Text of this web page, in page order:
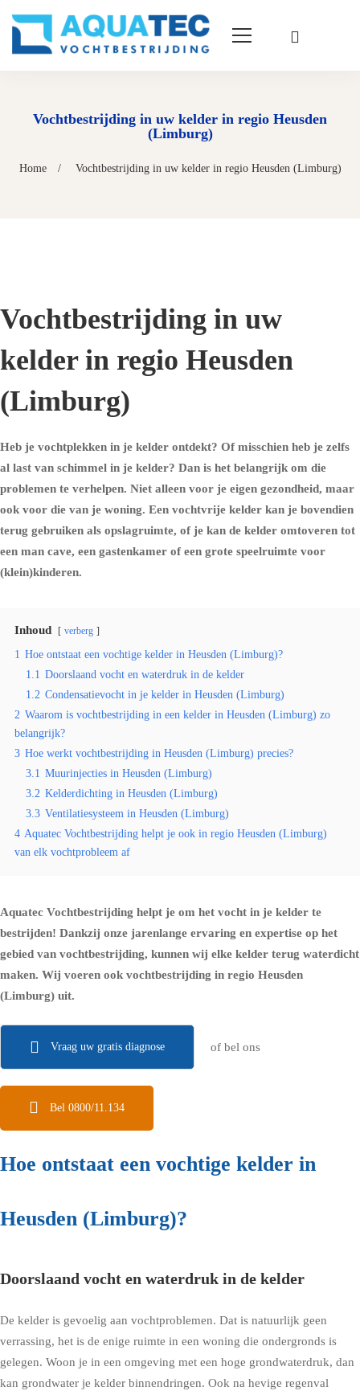
Vochtbestrijding in uw kelder in regio Heusden
(Limburg)
Home Vochtbestrijding in uw kelder in regio Heusden (Limburg)
Vochtbestrijding in uw
kelder in regio Heusden
(Limburg)
Heb je vochtplekken in je kelder ontdekt? Of misschien heb je zelfs
al last van schimmel in je kelder? Dan is het belangrijk om die
problemen te verhelpen. Niet alleen voor je eigen gezondheid, maar
ook voor die van je woning. Een vochtvrije kelder kan je bovendien
terug gebruiken als opslagruimte, of je kan de kelder omtoveren tot
een man cave, een gastenkamer of een grote speelruimte voor
(klein)kinderen.
Inhoud verberg
1 Hoe ontstaat een vochtige kelder in Heusden (Limburg)?
1.1 Doorslaand vocht en waterdruk in de kelder
1.2 Condensatievocht in je kelder in Heusden (Limburg)
2 Waarom is vochtbestrijding in een kelder in Heusden (Limburg) zo
belangrijk?
3 Hoe werkt vochtbestrijding in Heusden (Limburg) precies?
3.1 Muurinjecties in Heusden (Limburg)
3.2 Kelderdichting in Heusden (Limburg)
3.3 Ventilatiesysteem in Heusden (Limburg)
4 Aquatec Vochtbestrijding helpt je ook in regio Heusden (Limburg)
van elk vochtprobleem af
Aquatec Vochtbestrijding helpt je om het vocht in je kelder te
bestrijden! Dankzij onze jarenlange ervaring en expertise op het
gebied van vochtbestrijding, kunnen wij elke kelder terug waterdicht
maken. Wij voeren ook vochtbestrijding in regio Heusden
(Limburg) uit.
Vraag uw gratis diagnose of bel ons
Bel 0800/11.134
Hoe ontstaat een vochtige kelder in
Heusden (Limburg)?
Doorslaand vocht en waterdruk in de kelder
De kelder is gevoelig aan vochtproblemen. Dat is natuurlijk geen
verrassing, het is de enige ruimte in een woning die ondergronds is
gelegen. Woon je in een omgeving met een hoge grondwaterdruk, dan
kan grondwater je kelder binnendringen. Ook na hevige regenval